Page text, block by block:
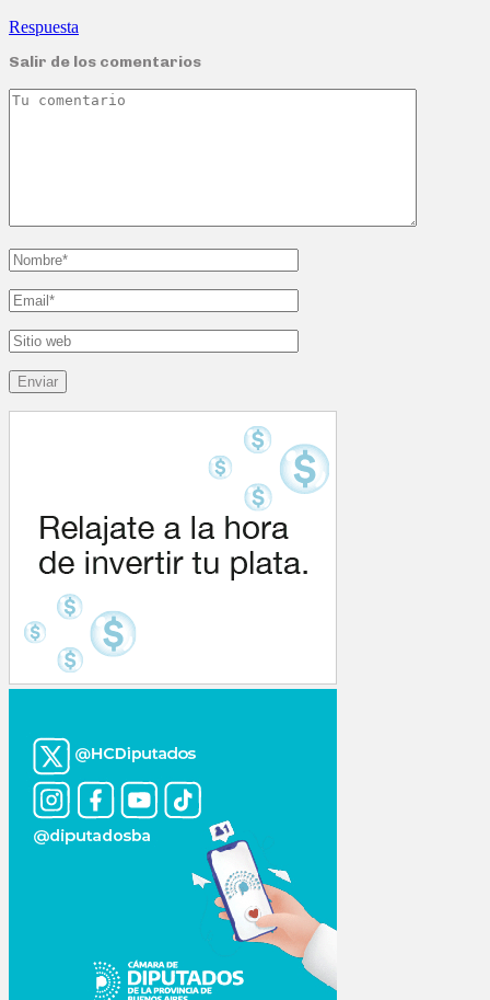
Respuesta
Salir de los comentarios